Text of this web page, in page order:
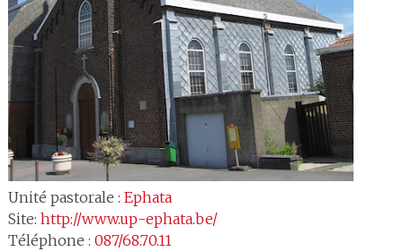
Unité pastorale : Ephata
Site: http://www.up-ephata.be/
Téléphone : 087/68.70.11